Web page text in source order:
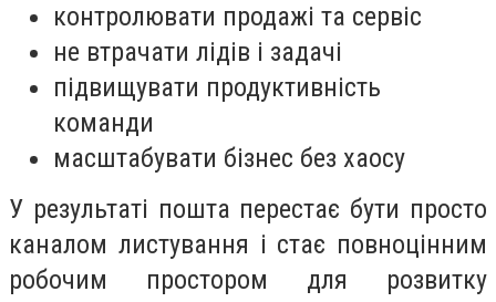
контролювати продажі та сервіс
не втрачати лідів і задачі
підвищувати продуктивність
команди
масштабувати бізнес без хаосу
У результаті пошта перестає бути просто
каналом листування і стає повноцінним
робочим простором для розвитку